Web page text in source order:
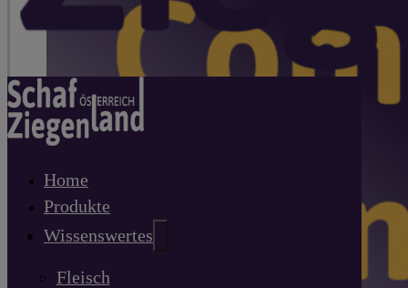
Home
Produkte
Wissenswertes
Fleisch